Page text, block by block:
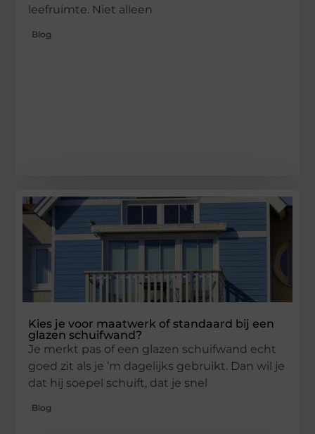
leefruimte. Niet alleen
Blog
Kies je voor maatwerk of standaard bij een
glazen schuifwand?
Je merkt pas of een glazen schuifwand echt
goed zit als je ’m dagelijks gebruikt. Dan wil je
dat hij soepel schuift, dat je snel
Blog